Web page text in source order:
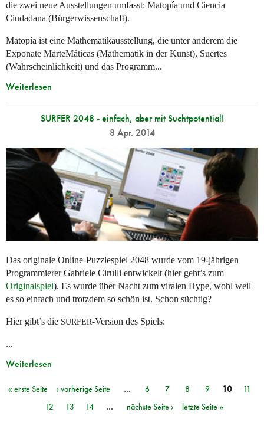
die zwei neue Ausstellungen umfasst: Matopía und Ciencia
Ciudadana (Bürgerwissenschaft).
Matopía ist eine Mathematikausstellung, die unter anderem die
Exponate MarteMáticas (Mathematik in der Kunst), Suertes
(Wahrscheinlichkeit) und das Programm...
Weiterlesen
SURFER 2048 - einfach, aber mit Suchtpotential!
8 Apr. 2014
Das originale Online-Puzzlespiel 2048 wurde vom 19-jährigen
Programmierer Gabriele Cirulli entwickelt (hier geht’s zum
Originalspiel). Es wurde über Nacht zum viralen Hype, wohl weil
es so einfach und trotzdem so schön ist. Schon süchtig?
Hier gibt’s die SURFER-Version des Spiels:
...
Weiterlesen
Seiten
« erste Seite ‹ vorherige Seite … 6 7 8 9 10
11
12
13 14 … nächste Seite › letzte Seite »